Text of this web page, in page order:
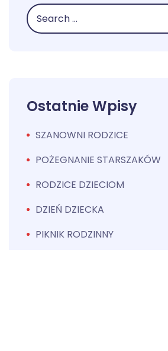
Ostatnie Wpisy
SZANOWNI RODZICE
POŻEGNANIE STARSZAKÓW
RODZICE DZIECIOM
DZIEŃ DZIECKA
PIKNIK RODZINNY